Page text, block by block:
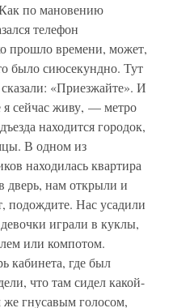
по мановению
телефон
прошло времени, может,
было сиюсекундно. Тут
«Приезжайте». И
я сейчас живу, — метро
находится городок,
В одном из
находилась квартира
нам открыли и
подождите. Нас усадили
играли в куклы,
или компотом.
кабинета, где был
что там сидел какой-
же гнусавым голосом,